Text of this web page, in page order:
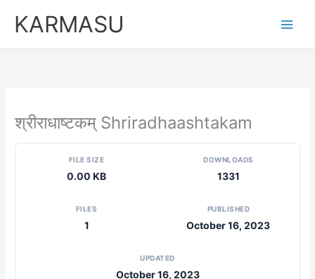
KARMASU
श्रीराधाष्टकम् Shriradhaashtakam
FILE SIZE
0.00 KB
DOWNLOADS
1331
FILES
1
PUBLISHED
October 16, 2023
UPDATED
October 16, 2023